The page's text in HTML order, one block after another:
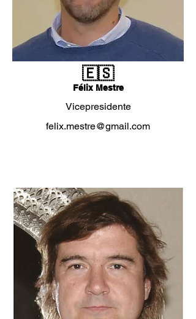
🇪🇸
Félix Mestre
Vicepresidente
felix.mestre@gmail.com